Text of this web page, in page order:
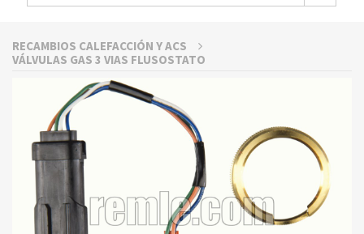
RECAMBIOS CALEFACCIÓN Y ACS
VÁLVULAS GAS 3 VIAS FLUSOSTATO